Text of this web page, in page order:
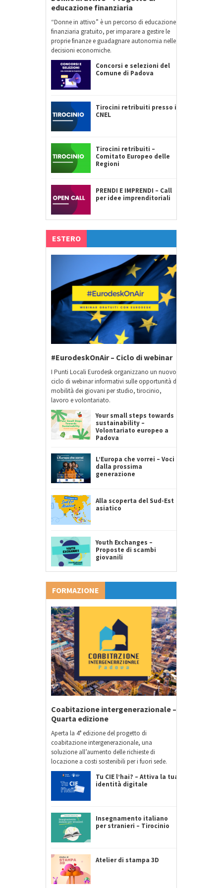
educazione finanziaria
“Donne in attivo” è un percorso di educazione
finanziaria gratuito, per imparare a gestire le
proprie finanze e guadagnare autonomia nelle
decisioni economiche.
Concorsi e selezioni del
Comune di Padova
Tirocini retribuiti presso il
CNEL
Tirocini retribuiti –
Comitato Europeo delle
Regioni
PRENDI E IMPRENDI – Call
per idee imprenditoriali
ESTERO
#EurodeskOnAir – Ciclo di webinar
I Punti Locali Eurodesk organizzano un nuovo
ciclo di webinar informativi sulle opportunità di
mobilità dei giovani per studio, tirocinio,
lavoro e volontariato.
Your small steps towards
sustainability –
Volontariato europeo a
Padova
L’Europa che vorrei – Voci
dalla prossima
generazione
Alla scoperta del Sud-Est
asiatico
Youth Exchanges –
Proposte di scambi
giovanili
FORMAZIONE
Coabitazione intergenerazionale –
Quarta edizione
Aperta la 4° edizione del progetto di
coabitazione intergenerazionale, una
soluzione all’aumento delle richieste di
locazione a costi sostenibili per i fuori sede.
Tu CIE l’hai? – Attiva la tua
identità digitale
Insegnamento italiano
per stranieri – Tirocinio
Atelier di stampa 3D